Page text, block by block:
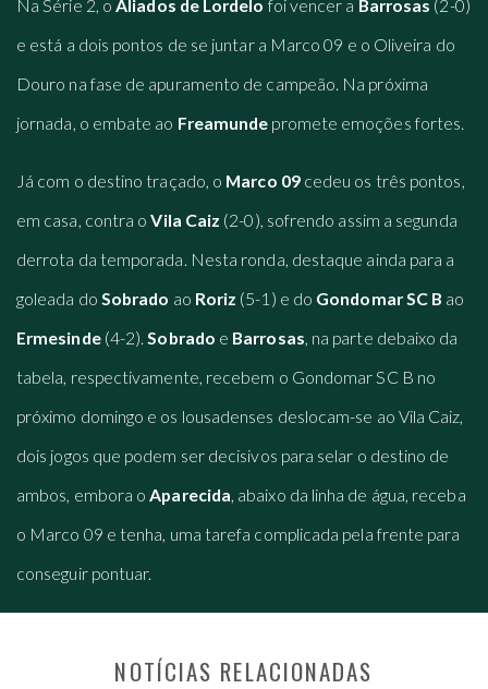
Na Série 2, o Aliados de Lordelo foi vencer a Barrosas (2-0)
e está a dois pontos de se juntar a Marco 09 e o Oliveira do
Douro na fase de apuramento de campeão. Na próxima
jornada, o embate ao Freamunde promete emoções fortes.
Já com o destino traçado, o Marco 09cedeu os três pontos,
em casa, contra oVila Caiz (2-0), sofrendo assim a segunda
derrota da temporada. Nesta ronda, destaque ainda para a
goleada do Sobrado ao Roriz (5-1) e do Gondomar SC B ao
Ermesinde(4-2).Sobrado e Barrosas, na parte debaixo da
tabela, respectivamente, recebem o Gondomar SC B no
próximo domingo e os lousadenses deslocam-se ao Vila Caiz,
dois jogos que podem ser decisivos para selar o destino de
ambos, embora oAparecida, abaixo da linha de água, receba
o Marco 09 e tenha, uma tarefa complicada pela frente para
conseguir pontuar.
NOTÍCIAS RELACIONADAS